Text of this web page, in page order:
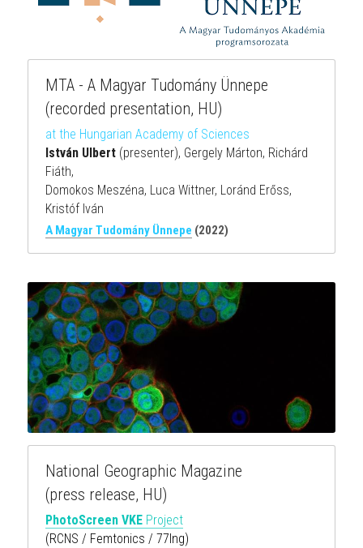
MTA - A Magyar Tudomány Ünnepe
(recorded presentation, HU)
at the Hungarian Academy of Sciences
István Ulbert (presenter), Gergely Márton, Richárd
Fiáth,
Domokos Meszéna, Luca Wittner, Loránd Erőss,
Kristóf Iván
A Magyar Tudomány Ünnepe (2022)
National Geographic Magazine
(press release, HU)
PhotoScreen VKE Project
(RCNS / Femtonics / 77Ing)